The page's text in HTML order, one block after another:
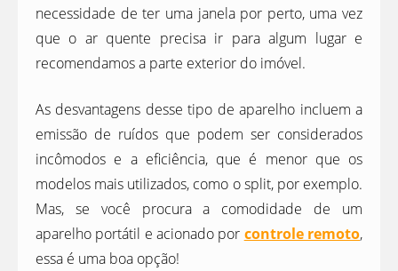
necessidade de ter uma janela por perto, uma vez
que o ar quente precisa ir para algum lugar e
recomendamos a parte exterior do imóvel.
As desvantagens desse tipo de aparelho incluem a
emissão de ruídos que podem ser considerados
incômodos e a eficiência, que é menor que os
modelos mais utilizados, como o split, por exemplo.
Mas, se você procura a comodidade de um
aparelho portátil e acionado por controle remoto,
essa é uma boa opção!